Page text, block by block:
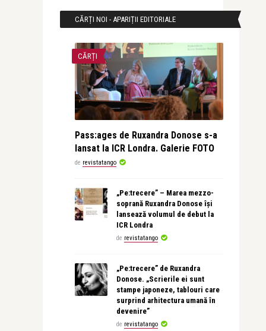
CĂRȚI NOI - APARIȚII EDITORIALE
CĂRȚI
Pass:ages de Ruxandra Donose s-a
lansat la ICR Londra. Galerie FOTO
de revistatango
„Pe:trecere” – Marea mezzo-
soprană Ruxandra Donose își
lansează volumul de debut la
ICR Londra
de revistatango
„Pe:trecere” de Ruxandra
Donose. „Scrierile ei sunt
stampe japoneze, tablouri care
surprind arhitectura umană în
devenire”
de revistatango